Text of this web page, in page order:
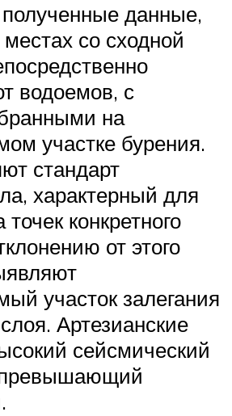
данные,
со сходной
водоемов, с
на
участке бурения.
стандарт
характерный для
конкретного
от этого
участок залегания
Артезианские
сейсмический